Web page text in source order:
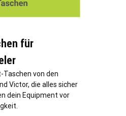
für
Taschen von den
Victor, die alles sicher
dein Equipment vor